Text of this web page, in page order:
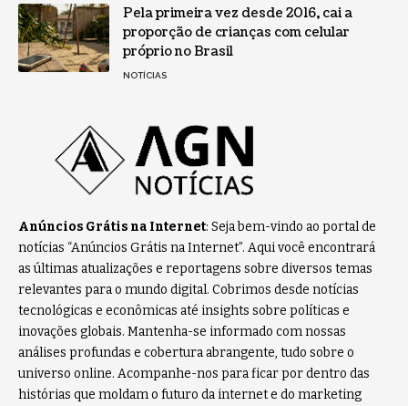
Pela primeira vez desde 2016, cai a
proporção de crianças com celular
próprio no Brasil
NOTÍCIAS
Anúncios Grátis na Internet: Seja bem-vindo ao portal de
notícias “Anúncios Grátis na Internet”. Aqui você encontrará
as últimas atualizações e reportagens sobre diversos temas
relevantes para o mundo digital. Cobrimos desde notícias
tecnológicas e econômicas até insights sobre políticas e
inovações globais. Mantenha-se informado com nossas
análises profundas e cobertura abrangente, tudo sobre o
universo online. Acompanhe-nos para ficar por dentro das
histórias que moldam o futuro da internet e do marketing